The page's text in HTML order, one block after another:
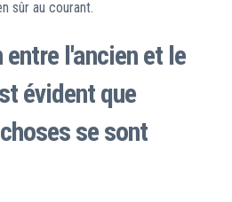
sûr au courant.
l'ancien et le
évident que
se sont